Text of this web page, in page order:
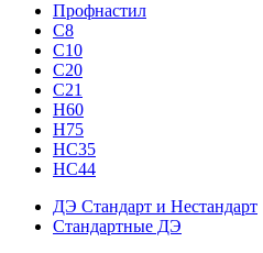
Профнастил
С8
С10
С20
С21
H60
H75
HС35
НС44
ДЭ Стандарт и Нестандарт
Стандартные ДЭ